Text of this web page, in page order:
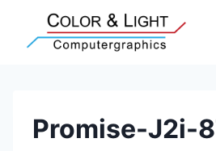
springen
Promise-J2i-